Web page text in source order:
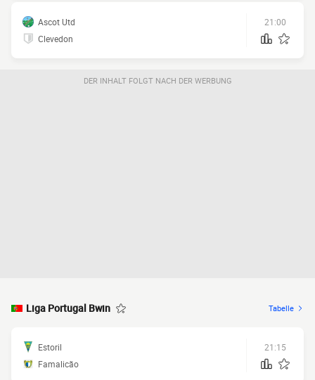
Ascot Utd
Clevedon
21:00
DER INHALT FOLGT NACH DER WERBUNG
Liga Portugal Bwin Tabelle
Estoril
Famalicão
21:15